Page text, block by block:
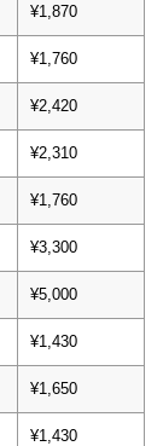
¥1,870
¥1,760
¥2,420
¥2,310
¥1,760
¥3,300
¥5,000
¥1,430
¥1,650
¥1,430